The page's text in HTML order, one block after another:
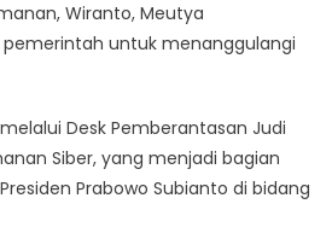
Wiranto, Meutya
untuk menanggulangi
Desk Pemberantasan Judi
Siber, yang menjadi bagian
Prabowo Subianto di bidang